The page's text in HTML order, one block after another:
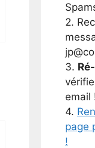
2.
3.
email
4.
page
!